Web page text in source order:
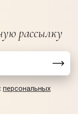
рассылку
персональных